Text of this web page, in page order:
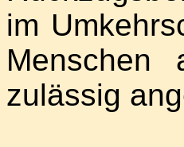
im
zulässig